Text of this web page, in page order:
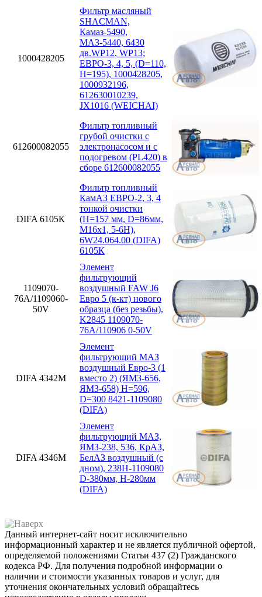
1000428205
Фильтр масляный
SHACMAN,
Камаз-5490,
МАЗ-5440, 6430
дв.WP12, WP13;
ЕВРО-3, 4, 5, (D=110,
H=195), 1000428205,
1000932196,
612630010239,
JX1016 (WEICHAI)
612600082055
Фильтр топливный
грубой очистки с
электронасосом и с
подогревом (PL420) в
сборе 612600082055
DIFA 6105К
Фильтр топливный
КамАЗ ЕВРО-2, 3, 4
тонкой очистки
(H=157 мм, D=86мм,
M16x1, 5-6H),
6W24.064.00 (DIFA)
6105К
1109070-
76А/1109060-
50V
Элемент
фильтрующий
воздушный FAW J6
Евро 5 (к-кт) нового
образца (без резьбы),
K2845 1109070-
76А/110906 0-50V
DIFA 4342М
Элемент
фильтрующий МАЗ
воздушный Евро-3 (1
вместо 2) (ЯМЗ-656,
ЯМЗ-658) H=596,
D=300 8421-1109080
(DIFA)
DIFA 4346М
Элемент
фильтрующий МАЗ,
ЯМЗ-238, 536, КрАЗ,
БелАЗ воздушный (с
дном), 238Н-1109080
D-380мм, H-280мм
(DIFA)
Данный интернет-сайт носит исключительно
информационный характер и не является публичной офертой,
определяемой положениями Статьи 437 (2) Гражданского
кодекса РФ. Для получения подробной информации о
наличии и стоимости указанных товаров и услуг, для
уточнения окончательных условий обращайтесь